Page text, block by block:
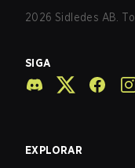
2026 Sidledes AB.
SIGA
EXPLORAR